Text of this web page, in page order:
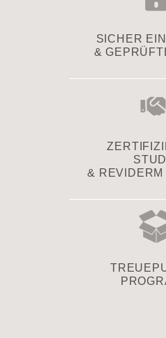
SICHER
&
& REVIDERM